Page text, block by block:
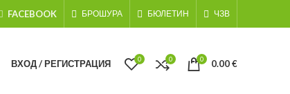
FACEBOOK БРОШУРА БЮЛЕТИН ЧЗВ
ВХОД / РЕГИСТРАЦИЯ 0 0 0 0.00€